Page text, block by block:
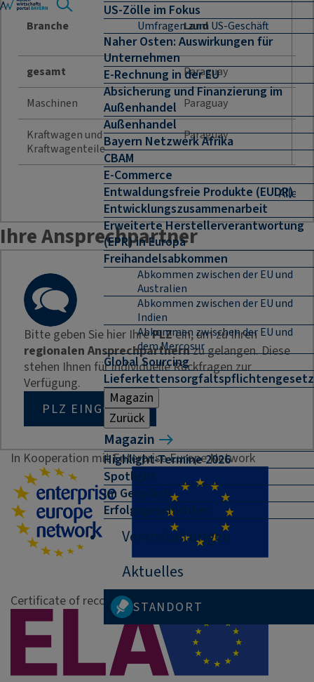
US-Zölle im Fokus
Umfragen zum US-Geschäft
Naher Osten: Auswirkungen für
Unternehmen
E-Rechnung in der EU
Absicherung und Finanzierung im
Außenhandel
Außenhandel
Bayern Netzwerk Afrika
CBAM
E-Commerce
Entwaldungsfreie Produkte (EUDR)
Entwicklungszusammenarbeit
Erweiterte Herstellerverantwortung
(EPR) in Europa
Freihandelsabkommen
Abkommen zwischen der EU und
Australien
Abkommen zwischen der EU und
Indien
Abkommen zwischen der EU und
dem Mercosur
Global Sourcing
Lieferkettensorgfaltspflichtengesetz
Magazin
Zurück
Magazin
Highlight-Termine 2026
Spotlight
Im Gespräch
Erfolgsgeschichten
Veranstaltungen
Aktuelles
STANDORT
Branche Land
gesamt Paraguay
Maschinen Paraguay
Kraftwagen und
Kraftwagenteile
Paraguay
Alle
Ihre Ansprechpartner
Bitte geben Sie hier IhrePLZein, um zu Ihren
regionalen Ansprechpartnernzu gelangen. Diese
stehen Ihnen für individuelle Rückfragen zur
Verfügung.
PLZ EINGEBEN
In Kooperation mit Enterprise Europe Network
Certificate of recognition